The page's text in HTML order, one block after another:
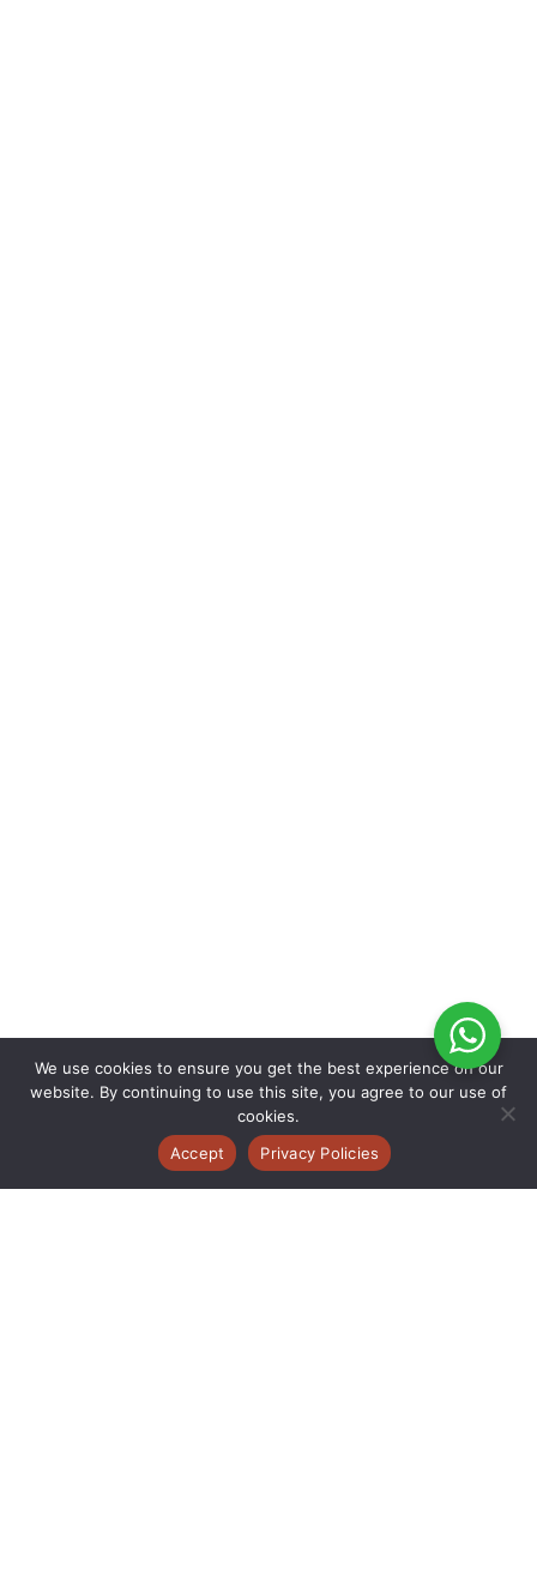
We use cookies to ensure you get the best experience on our
website. By continuing to use this site, you agree to our use of
cookies.
Accept
Privacy Policies